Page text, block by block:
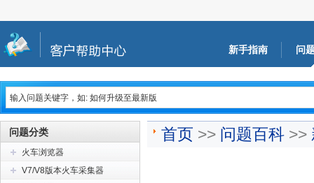
新手指南 问
问题分类
火车浏览器
V7/V8版本火车采集器
首页 >> 问题百科 >>